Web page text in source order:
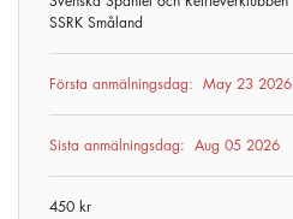
SSRK Småland
Första anmälningsdag: May 23 2026
Sista anmälningsdag: Aug 05 2026
450 kr